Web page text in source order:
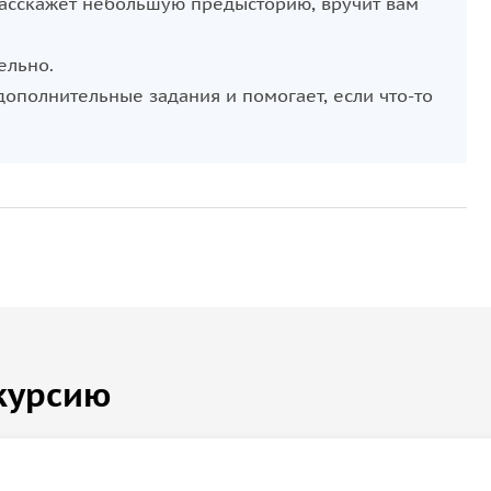
задания и помогает, если что-то